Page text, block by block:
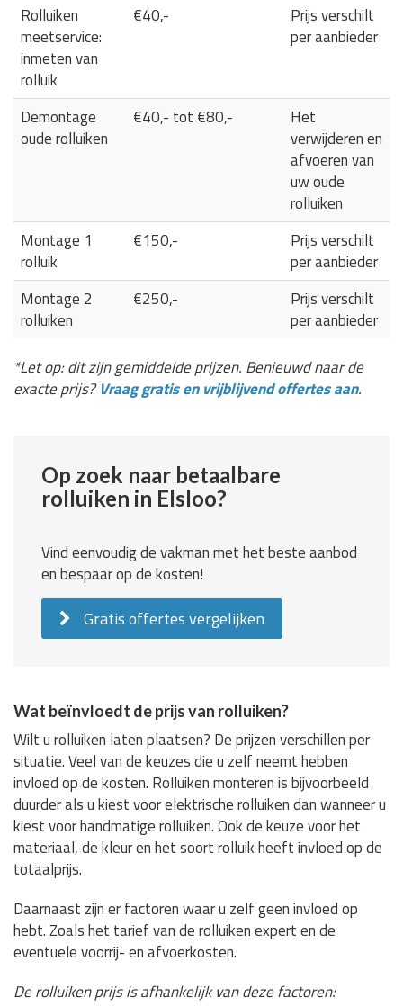
Rolluiken
meetservice:
inmeten van
rolluik
€40,-
Prijs verschilt
per aanbieder
Demontage
oude rolluiken
€40,- tot €80,-
Het
verwijderen en
afvoeren van
uw oude
rolluiken
Montage 1
rolluik
€150,-
Prijs verschilt
per aanbieder
Montage 2
rolluiken
€250,-
Prijs verschilt
per aanbieder
*Let op: dit zijn gemiddelde prijzen. Benieuwd naar de
exacte prijs?Vraag gratis en vrijblijvend offertes aan.
Op zoek naar betaalbare
rolluiken in Elsloo?
Vind eenvoudig de vakman met het beste aanbod
en bespaar op de kosten!
Gratis offertes vergelijken
Wat beïnvloedt de prijs van rolluiken?
Wilt u rolluiken laten plaatsen? De prijzen verschillen per
situatie. Veel van de keuzes die u zelf neemt hebben
invloed op de kosten. Rolluiken monteren is bijvoorbeeld
duurder als u kiest voor elektrische rolluiken dan wanneer u
kiest voor handmatige rolluiken. Ook de keuze voor het
materiaal, de kleur en het soort rolluik heeft invloed op de
totaalprijs.
Daarnaast zijn er factoren waar u zelf geen invloed op
hebt. Zoals het tarief van de rolluiken expert en de
eventuele voorrij- en afvoerkosten.
De rolluiken prijs is afhankelijk van deze factoren: